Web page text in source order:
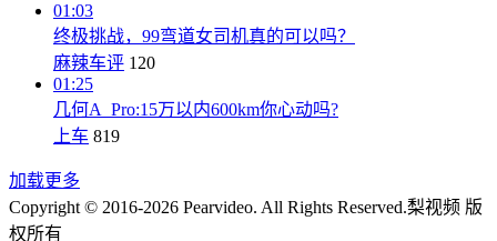
01:03
终极挑战，99弯道女司机真的可以吗？
麻辣车评 120
01:25
几何A Pro:15万以内600km你心动吗?
上车 819
加载更多
Copyright © 2016-2026 Pearvideo. All Rights Reserved.梨视频 版
权所有